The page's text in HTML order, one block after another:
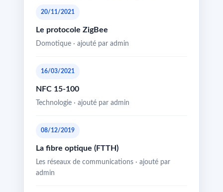
20/11/2021
Le protocole ZigBee
Domotique · ajouté par admin
16/03/2021
NFC 15-100
Technologie · ajouté par admin
08/12/2019
La fibre optique (FTTH)
Les réseaux de communications · ajouté par
admin